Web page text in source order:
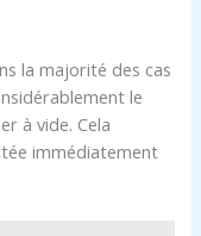
la majorité des cas
le
à vide. Cela
immédiatement